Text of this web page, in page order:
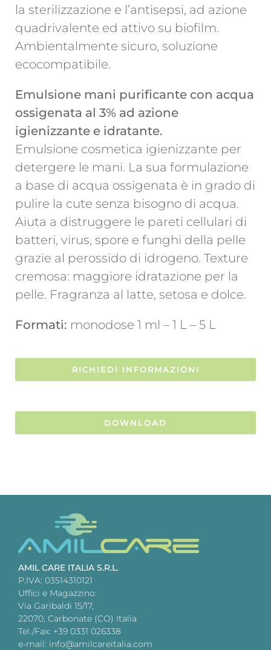
la sterilizzazione e l’antisepsi, ad azione
quadrivalente ed attivo su biofilm.
Ambientalmente sicuro, soluzione
ecocompatibile.
Emulsione mani purificante con acqua
ossigenata al 3% ad azione
igienizzante e idratante.
Emulsione cosmetica igienizzante per
detergere le mani. La sua formulazione
a base di acqua ossigenata è in grado di
pulire la cute senza bisogno di acqua.
Aiuta a distruggere le pareti cellulari di
batteri, virus, spore e funghi della pelle
grazie al perossido di idrogeno. Texture
cremosa: maggiore idratazione per la
pelle. Fragranza al latte, setosa e dolce.
Formati: monodose 1 ml – 1 L – 5 L
RICHIEDI INFORMAZIONI
DOWNLOAD
AMIL CARE ITALIA S.R.L.
P.IVA: 03514310121
Uffici e Magazzino:
Via Garibaldi 15/17,
22070, Carbonate (CO) Italia
Tel./Fax: +39 0331 026338
e-mail: info@amilcareitalia.com